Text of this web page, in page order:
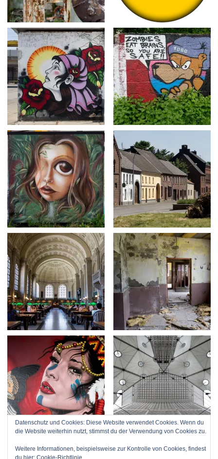
Datenschutz und Cookies: Diese Website verwendet Cookies. Wenn du
die Website weiterhin nutzt, stimmst du der Verwendung von Cookies zu.
Weitere Informationen, beispielsweise zur Kontrolle von Cookies, findest
du hier: Cookie-Richtlinie